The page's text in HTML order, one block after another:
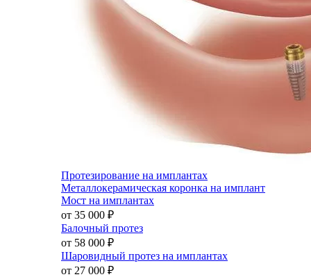
Протезирование на имплантах
Металлокерамическая коронка на имплант
Мост на имплантах
от 35 000 ₽
Балочный протез
от 58 000 ₽
Шаровидный протез на имплантах
от 27 000 ₽